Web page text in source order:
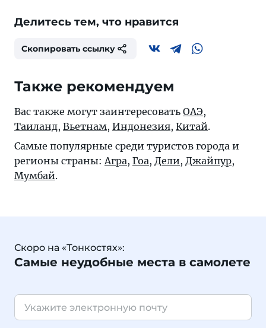
Делитесь тем, что нравится
Скопировать ссылку
Также рекомендуем
Вас также могут заинтересовать ОАЭ,
Таиланд, Вьетнам, Индонезия, Китай.
Самые популярные среди туристов города и
регионы страны:Агра, Гоа, Дели, Джайпур,
Мумбай.
Скоро на «Тонкостях»:
Самые неудобные места в самолете